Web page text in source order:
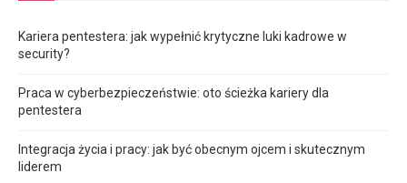
Kariera pentestera: jak wypełnić krytyczne luki kadrowe w
security?
Praca w cyberbezpieczeństwie: oto ścieżka kariery dla
pentestera
Integracja życia i pracy: jak być obecnym ojcem i skutecznym
liderem